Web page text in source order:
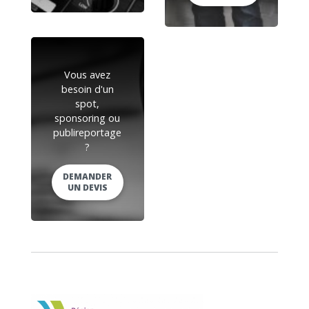
Vous avez
besoin d'un
spot,
sponsoring ou
publireportage
?
DEMANDER
UN DEVIS